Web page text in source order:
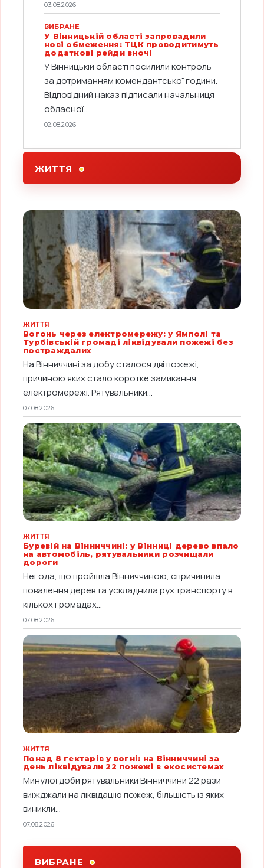
03.08.2026
ВИБРАНЕ
У Вінницькій області запровадили
нові обмеження: ТЦК проводитимуть
додаткові рейди вночі
У Вінницькій області посилили контроль
за дотриманням комендантської години.
Відповідний наказ підписали начальниця
обласної...
02.08.2026
ЖИТТЯ
ЖИТТЯ
Вогонь через електромережу: у Ямполі та
Турбівській громаді ліквідували пожежі без
постраждалих
На Вінниччині за добу сталося дві пожежі,
причиною яких стало коротке замикання
електромережі. Рятувальники...
07.08.2026
ЖИТТЯ
Буревій на Вінниччині: у Вінниці дерево впало
на автомобіль, рятувальники розчищали
дороги
Негода, що пройшла Вінниччиною, спричинила
повалення дерев та ускладнила рух транспорту в
кількох громадах...
07.08.2026
ЖИТТЯ
Понад 8 гектарів у вогні: на Вінниччині за
день ліквідували 22 пожежі в екосистемах
Минулої доби рятувальники Вінниччини 22 рази
виїжджали на ліквідацію пожеж, більшість із яких
виникли...
07.08.2026
ВИБРАНЕ